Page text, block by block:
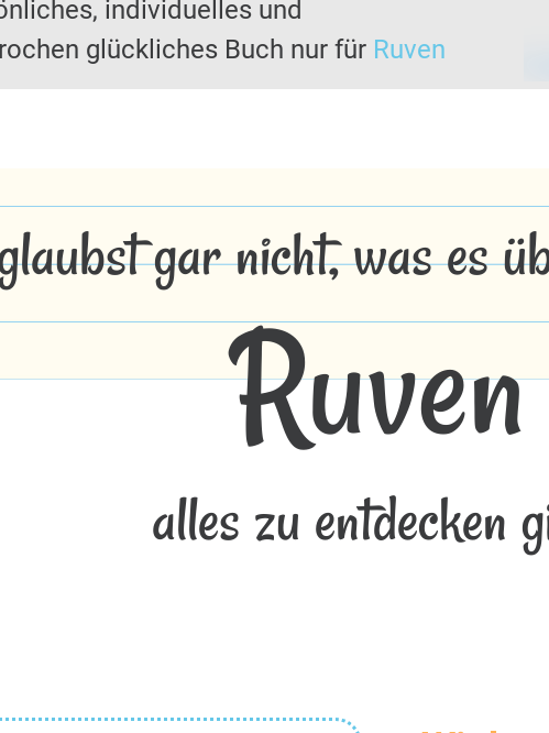
individuelles und
glückliches Buch nur für Ruven
gar nicht, was es
Ruven
alles zu entdecken